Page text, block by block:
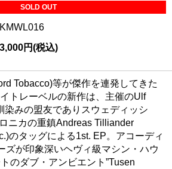
SOLD OUT
KMWL016
3,000円(税込)
Tobacco)等が傑作を連発してきた
トレーベルの新作は、主催のUlf
染みの盟友でありスウェディッシ
ニカの重鎮Andreas Tilliander
のタッグによる1st. EP。アコーディ
ズが印象深いヘヴィ級マシン・ハウ
のダブ・アンビエント”Tusen